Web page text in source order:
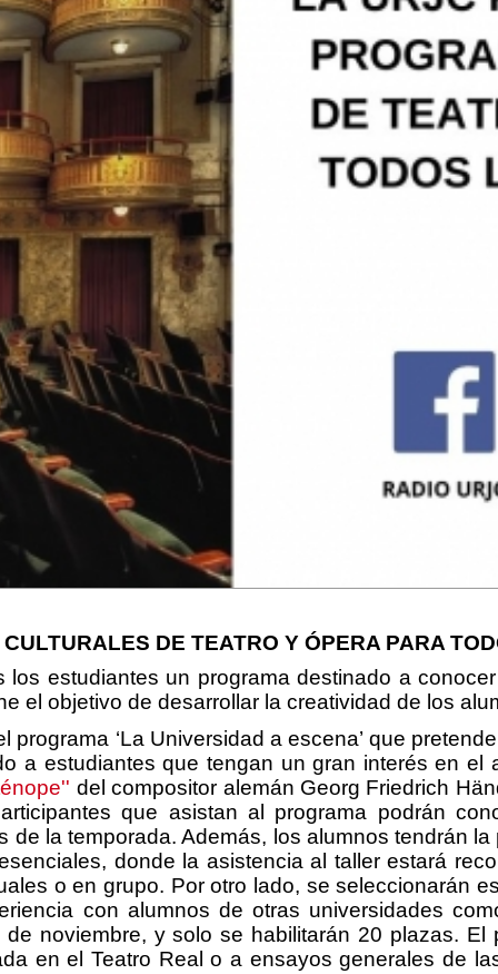
DE TEATRO Y ÓPERA PARA
estudiantes un programa destinado a
el objetivo de desarrollar la creatividad de los
programa ‘La Universidad a escena’ que
a estudiantes que tengan un gran interés en
del compositor alemán Georg Friedrich
que asistan al programa podrán
la temporada. Además, los alumnos tendrán
donde la asistencia al taller estará
o en grupo. Por otro lado, se seleccionarán
con alumnos de otras universidades
noviembre, y solo se habilitarán 20 plazas.
en el Teatro Real o a ensayos generales de